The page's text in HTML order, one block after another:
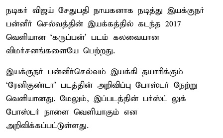
நடிகர் விஜய் சேதுபதி நாயகனாக நடித்து இயக்குநர்
பன்னீர் செல்வத்தின் இயக்கத்தில் கடந்த 2017
வெளியான ‘கருப்பன்’ படம் கலவையான
விமர்சனங்களையே பெற்றது.
இயக்குநர் பன்னீர்செல்வம் இயக்கி தயாரிக்கும்
‘ரேனிகுண்டா’ படத்தின் அறிவிப்பு போஸ்டர் நேற்று
வெளியானது. மேலும், இப்படத்தின் பர்ஸ்ட் லுக்
போஸ்டர் நாளை வெளியாகும் என
அறிவிக்கப்பட்டுள்ளது.